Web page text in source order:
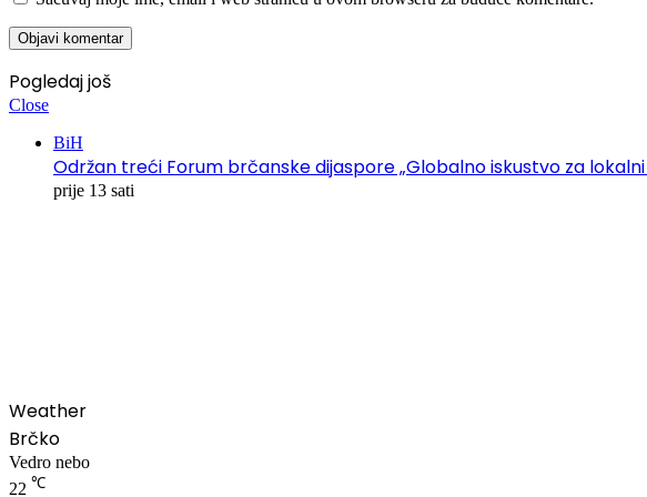
Pogledaj još
Close
BiH
Održan treći Forum brčanske dijaspore „Globalno iskustvo za lokalni
prije 13 sati
Weather
Brčko
Vedro nebo
22 ℃